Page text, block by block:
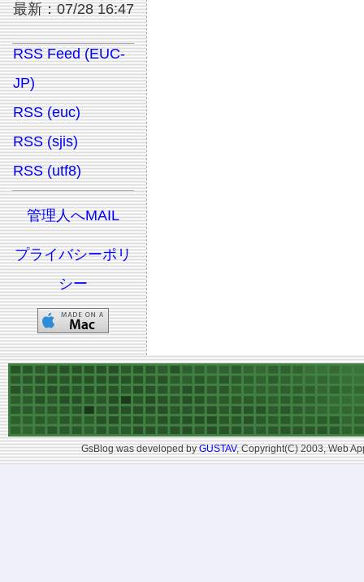
最新：07/28 16:47
RSS Feed (EUC-
JP)
RSS (euc)
RSS (sjis)
RSS (utf8)
管理人へMAIL
プライバシーポリ
シー
GsBlog was developed byGUSTAV, Copyright(C) 2003, Web